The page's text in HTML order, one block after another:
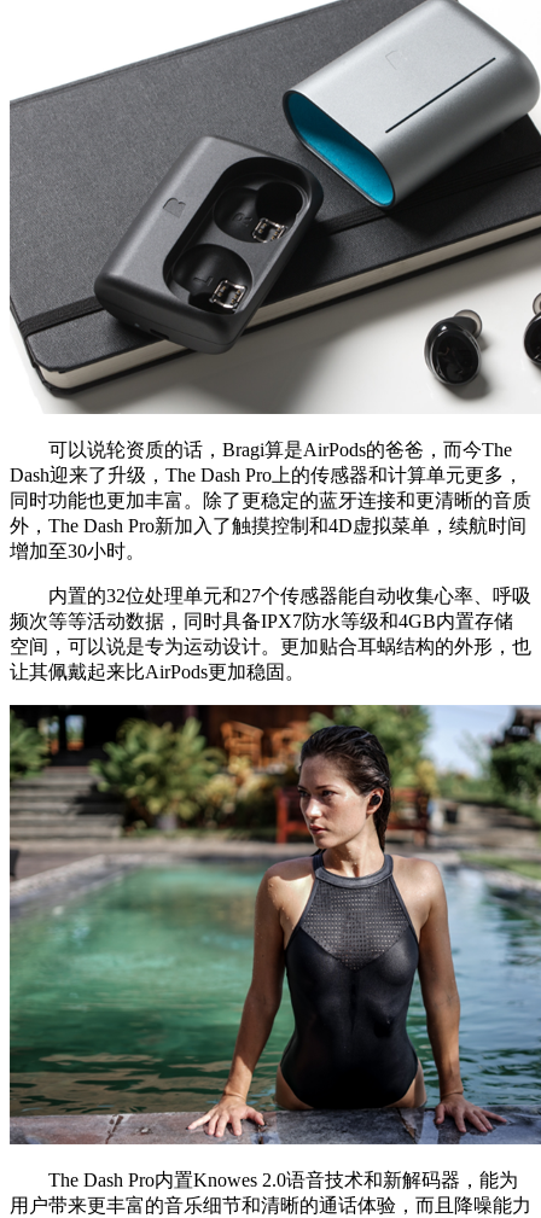
可以说轮资质的话，Bragi算是AirPods的爸爸，而今The
Dash迎来了升级，The Dash Pro上的传感器和计算单元更多，
同时功能也更加丰富。除了更稳定的蓝牙连接和更清晰的音质
外，The Dash Pro新加入了触摸控制和4D虚拟菜单，续航时间
增加至30小时。
内置的32位处理单元和27个传感器能自动收集心率、呼吸
频次等等活动数据，同时具备IPX7防水等级和4GB内置存储
空间，可以说是专为运动设计。更加贴合耳蜗结构的外形，也
让其佩戴起来比AirPods更加稳固。
The Dash Pro内置Knowes 2.0语音技术和新解码器，能为
用户带来更丰富的音乐细节和清晰的通话体验，而且降噪能力